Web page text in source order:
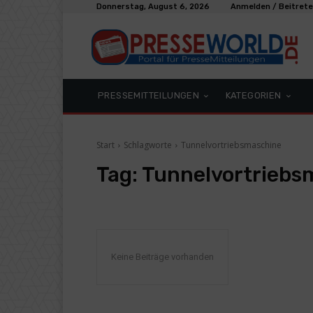
Donnerstag, August 6, 2026 Anmelden /
PRESSEMITTEILUNGEN KATEGORIEN
Start Schlagworte Tunnelvortriebsmaschine
Tag:
Keine Beiträge vorhanden